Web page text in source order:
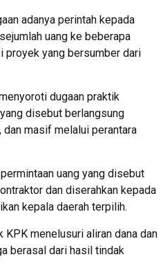
adanya perintah kepada
uang ke beberapa
proyek yang bersumber dari
dugaan praktik
disebut berlangsung
masif melalui perantara
uang yang disebut
dan diserahkan kepada
kepala daerah terpilih.
menelusuri aliran dana dan
berasal dari hasil tindak